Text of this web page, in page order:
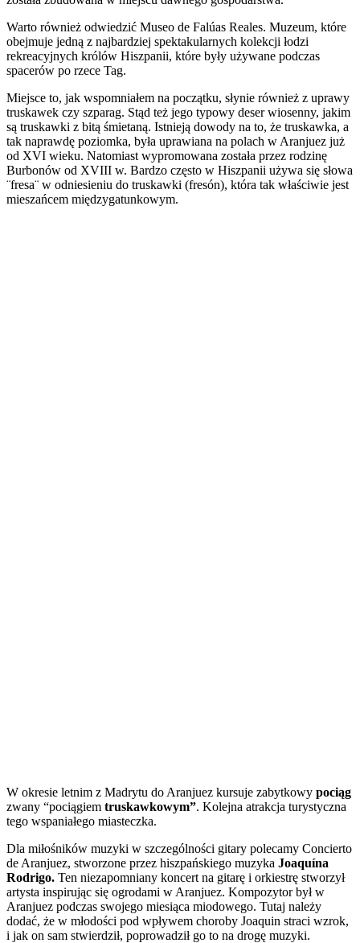
Warto również odwiedzić Museo de Falúas Reales. Muzeum, które
obejmuje jedną z najbardziej spektakularnych kolekcji łodzi
rekreacyjnych królów Hiszpanii, które były używane podczas
spacerów po rzece Tag.
Miejsce to, jak wspomniałem na początku, słynie również z uprawy
truskawek czy szparag. Stąd też jego typowy deser wiosenny, jakim
są truskawki z bitą śmietaną. Istnieją dowody na to, że truskawka, a
tak naprawdę poziomka, była uprawiana na polach w Aranjuez już
od XVI wieku. Natomiast wypromowana została przez rodzinę
Burbonów od XVIII w. Bardzo często w Hiszpanii używa się słowa
¨fresa¨ w odniesieniu do truskawki (fresón), która tak właściwie jest
mieszańcem międzygatunkowym.
W okresie letnim z Madrytu do Aranjuez kursuje zabytkowy pociąg
zwany “pociągiem truskawkowym”. Kolejna atrakcja turystyczna
tego wspaniałego miasteczka.
Dla miłośników muzyki w szczególności gitary polecamy Concierto
de Aranjuez, stworzone przez hiszpańskiego muzyka Joaquína
Rodrigo. Ten niezapomniany koncert na gitarę i orkiestrę stworzył
artysta inspirując się ogrodami w Aranjuez. Kompozytor był w
Aranjuez podczas swojego miesiąca miodowego. Tutaj należy
dodać, że w młodości pod wpływem choroby Joaquin straci wzrok,
i jak on sam stwierdził, poprowadził go to na drogę muzyki.